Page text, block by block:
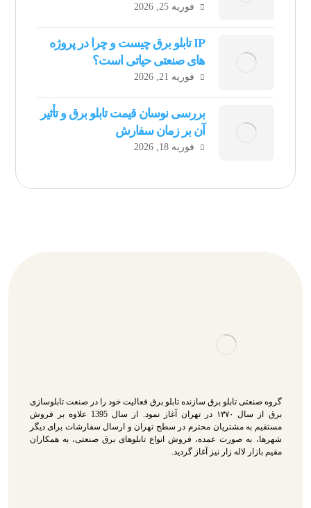
فوریه 25, 2026
IP تابلو برق چیست و چرا در پروژه
های صنعتی حیاتی است؟
فوریه 21, 2026
بررسی نوسان قیمت تابلو برق و تأثیر
آن بر زمان سفارش
فوریه 18, 2026
گروه صنعتی تابلو برق سازنده تابلو برق فعالیت خود را در صنعت تابلوسازی
برق از سال ۱۳۷۰ در تهران آغاز نمود. از سال 1395 علاوه بر فروش
مستقیم به مشتریان محترم در سطح تهران و ارسال سفارشات برای دیگر
شهرها، به صورت عمده، فروش انواع تابلوهای برق صنعتی، به همکاران
مقیم بازار لاله زار نیز آغاز گردید.